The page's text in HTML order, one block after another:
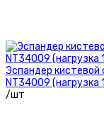
Эспандер кистевой
NT34009 (нагрузка
/шт